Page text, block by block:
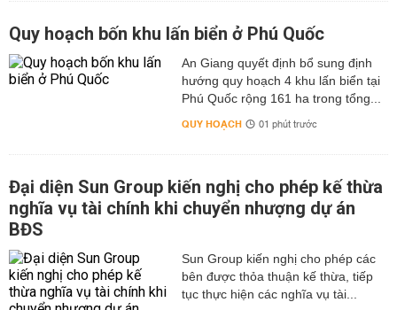
Quy hoạch bốn khu lấn biển ở Phú Quốc
An Giang quyết định bổ sung định
hướng quy hoạch 4 khu lấn biển tại
Phú Quốc rộng 161 ha trong tổng...
QUY HOẠCH 01 phút trước
Đại diện Sun Group kiến nghị cho phép kế thừa
nghĩa vụ tài chính khi chuyển nhượng dự án
BĐS
Sun Group kiến nghị cho phép các
bên được thỏa thuận kế thừa, tiếp
tục thực hiện các nghĩa vụ tài...